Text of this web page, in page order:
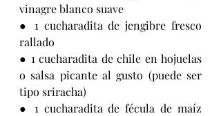
vinagre blanco suave
● 1 cucharadita de jengibre fresco
rallado
● 1 cucharadita de chile en hojuelas
o salsa picante al gusto (puede ser
tipo sriracha)
● 1 cucharadita de fécula de maíz